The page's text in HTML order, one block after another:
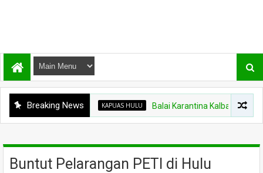
Breaking NewsKAPUAS HULU Balai Karantina Kalbar Tinjau Jalur
Buntut Pelarangan PETI di Hulu